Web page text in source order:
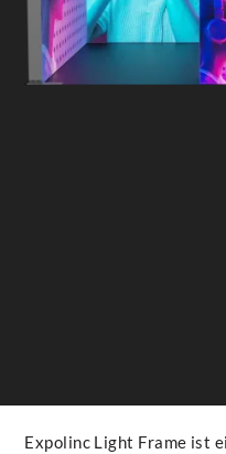
Expolinc Light Frame ist